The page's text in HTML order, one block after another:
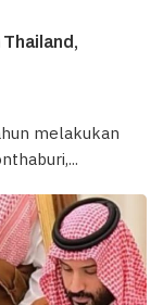
Thailand,
melakukan